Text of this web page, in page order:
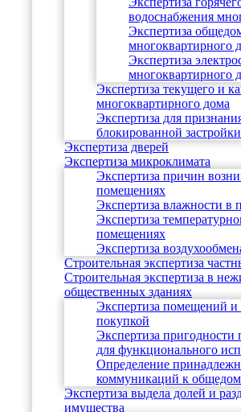
водоснабжения
Экспертиза
многоквартирного
Экспертиза
многоквартирного
Экспертиза текущего и
многоквартирного дома
Экспертиза для
блокированной застройки
Экспертиза дверей
Экспертиза микроклимата
Экспертиза причин
помещениях
Экспертиза влажности в
Экспертиза
помещениях
Экспертиза
Строительная экспертиза
Строительная экспертиза в
общественных зданиях
Экспертиза помещений и
покупкой
Экспертиза
для функционального
Определение
коммуникаций к
Экспертиза выдела долей и
имущества